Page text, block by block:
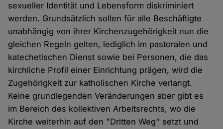
sexueller Identität und Lebensform diskriminiert
werden. Grundsätzlich sollen für alle Beschäftigte
unabhängig von ihrer Kirchenzugehörigkeit nun die
gleichen Regeln gelten, lediglich im pastoralen und
katechetischen Dienst sowie bei Personen, die das
kirchliche Profil einer Einrichtung prägen, wird die
Zugehörigkeit zur katholischen Kirche verlangt.
Keine grundlegenden Veränderungen aber gibt es
im Bereich des kollektiven Arbeitsrechts, wo die
Kirche weiterhin auf den "Dritten Weg" setzt und